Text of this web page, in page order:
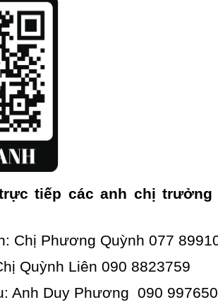
tiếp các anh chị trưởng
Chị Phương Quỳnh 077
Quỳnh Liên 090 8823759
Anh Duy Phương 090